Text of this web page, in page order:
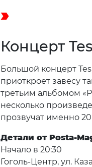
Концерт
Большой концерт
приоткроет завесу
третьим альбомом
несколько
прозвучат именно
Детали от Posta-
Начало в 20:30
Гоголь-Центр, ул.